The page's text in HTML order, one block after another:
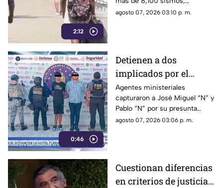
2:12
de los últimos cinco
años
posicionándose como el año
agosto 07, 2026 03:10 p. m.
0:46
Detienen a dos
implicados por el
homicidio de Violeta en
su estética en Acapulco
Agentes ministeriales
capturaron a José Miguel “N” y
Pablo “N” por su presunta
responsabilidad en el
agosto 07, 2026 03:06 p. m.
Cuestionan diferencias
en criterios de justicia